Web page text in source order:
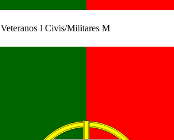
Veteranos I Civis/Militares M